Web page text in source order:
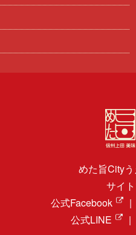
めた旨City
サイ
公式Facebook
公式LINE
|